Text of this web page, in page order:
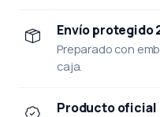
Envío protegido
Preparado con
caja.
Producto oficial